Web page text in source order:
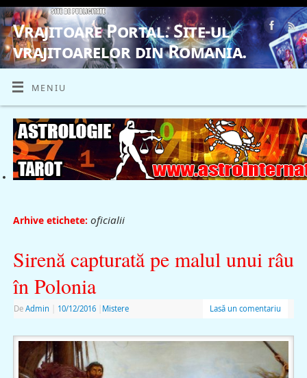
Vrajitoare Portal. Site-ul
vrajitoarelor din Romania.
VRAJITOARE, VRAJITOARELE, VRAJITOARE
MENIU
Arhive etichete: oficialii
Sirenă capturată pe malul unui râu
în Polonia
De Admin 10/12/2016 Mistere Lasă un comentariu